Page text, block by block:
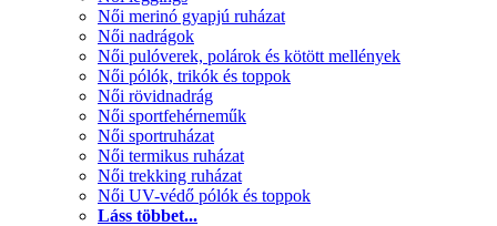
Női merinó gyapjú ruházat
Női nadrágok
Női pulóverek, polárok és kötött mellények
Női pólók, trikók és toppok
Női rövidnadrág
Női sportfehérneműk
Női sportruházat
Női termikus ruházat
Női trekking ruházat
Női UV-védő pólók és toppok
Láss többet...